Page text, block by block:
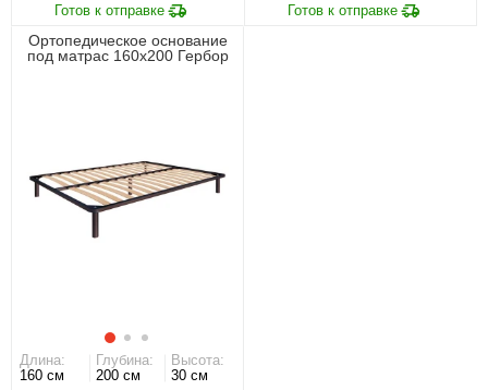
Ортопедическое основание
под матрас 160х200 Гербор
Длина:
160 см
Глубина:
200 см
Высота:
30 см